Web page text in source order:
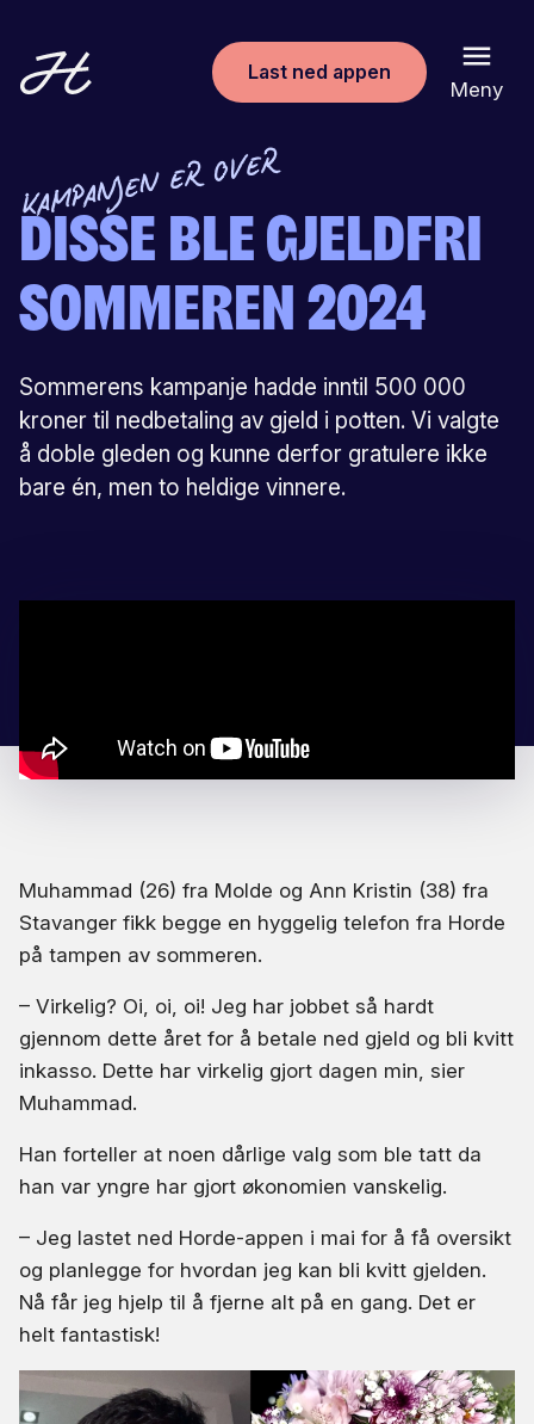
Last ned appen
Meny
KAMPANJEN ER OVER
Disse ble gjeldfri
sommeren 2024
Sommerens kampanje hadde inntil 500 000
kroner til nedbetaling av gjeld i potten. Vi valgte
å doble gleden og kunne derfor gratulere ikke
bare én, men to heldige vinnere.
Muhammad (26) fra Molde og Ann Kristin (38) fra
Stavanger fikk begge en hyggelig telefon fra Horde
på tampen av sommeren.
– Virkelig? Oi, oi, oi! Jeg har jobbet så hardt
gjennom dette året for å betale ned gjeld og bli kvitt
inkasso. Dette har virkelig gjort dagen min, sier
Muhammad.
Han forteller at noen dårlige valg som ble tatt da
han var yngre har gjort økonomien vanskelig.
– Jeg lastet ned Horde-appen i mai for å få oversikt
og planlegge for hvordan jeg kan bli kvitt gjelden.
Nå får jeg hjelp til å fjerne alt på en gang. Det er
helt fantastisk!